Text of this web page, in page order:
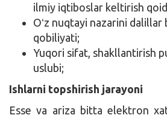
ilmiy iqtiboslar keltirish
Oʻz nuqtayi nazarini dalillar
qobiliyati;
Yuqori sifat, shakllantirish
uslubi;
Ishlarni topshirish jarayoni
Esse va ariza bitta elektron